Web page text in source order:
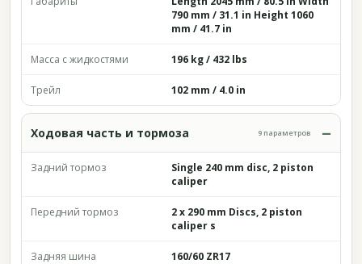
790 mm / 31.1 in Height 1060
mm / 41.7 in
Масса с жидкостями 196 kg / 432 lbs
Трейл 102 mm / 4.0 in
Ходовая часть и тормоза 9 параметров
Задний тормоз
Single 240 mm disc, 2 piston
caliper
Передний тормоз
2 x 290 mm Discs, 2 piston
caliper s
Задняя шина 160/60 ZR17